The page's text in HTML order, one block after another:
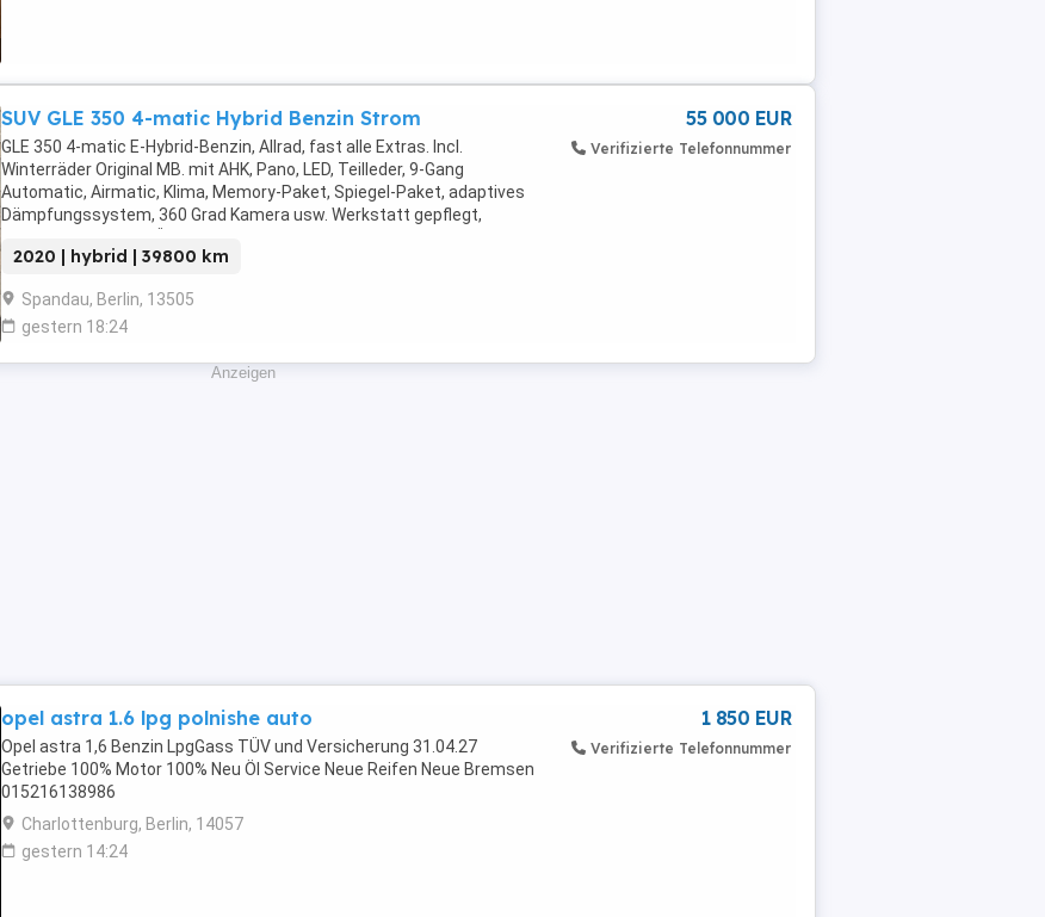
SUV GLE 350 4-matic Hybrid Benzin Strom
GLE 350 4-matic E-Hybrid-Benzin, Allrad, fast alle Extras. Incl.
Winterräder Original MB. mit AHK, Pano, LED, Teilleder, 9-Gang
Automatic, Airmatic, Klima, Memory-Paket, Spiegel-Paket, adaptives
Dämpfungssystem, 360 Grad Kamera usw. Werkstatt gepflegt,
2020 | hybrid | 39800 km
Spandau, Berlin, 13505
gestern 18:24
55 000 EUR
Verifizierte Telefonnummer
Anzeigen
opel astra 1.6 lpg polnishe auto
Opel astra 1,6 Benzin LpgGass TÜV und Versicherung 31.04.27
Getriebe 100% Motor 100% Neu Öl Service Neue Reifen Neue Bremsen
015216138986
Charlottenburg, Berlin, 14057
gestern 14:24
1 850 EUR
Verifizierte Telefonnummer